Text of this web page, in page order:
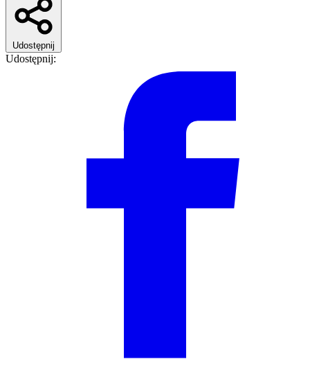
Udostępnij
Udostępnij: